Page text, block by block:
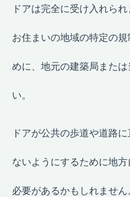
ドアは完全に受け入れら
お住まいの地域の特定の
めに、地元の建築局また
い。
ドアが公共の歩道や道路
ないようにするために地
必要があるかもしれません